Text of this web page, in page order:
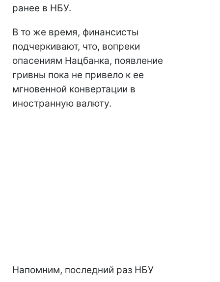
ранее в НБУ.
В то же время, финансисты
подчеркивают, что, вопреки
опасениям Нацбанка, появление
гривны пока не привело к ее
мгновенной конвертации в
иностранную валюту.
Напомним, последний раз НБУ